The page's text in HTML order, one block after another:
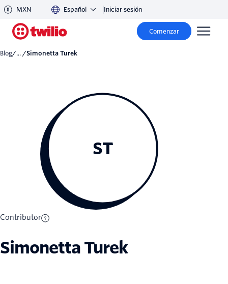
MXN Español Iniciar sesión
Comenzar
Blog/... / Simonetta Turek
ST
Contributor
Simonetta Turek